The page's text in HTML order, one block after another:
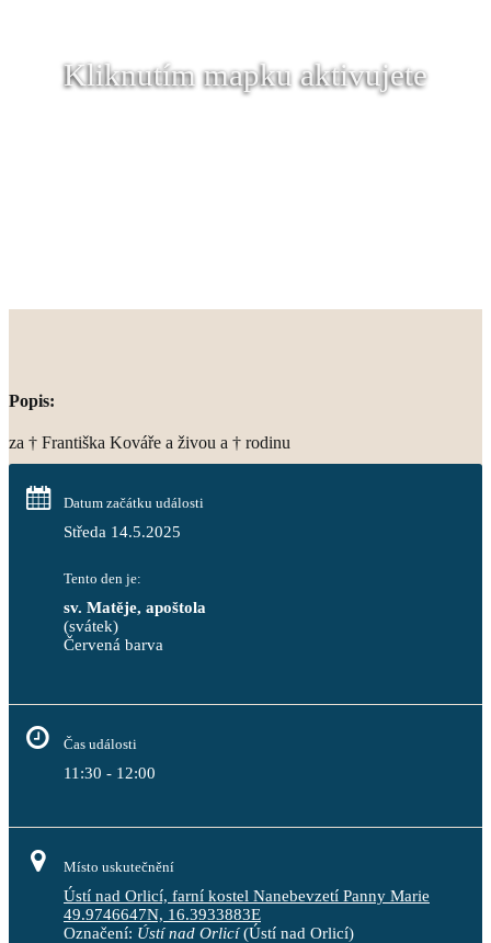
Kliknutím mapku aktivujete
Popis:
za † Františka Kováře a živou a † rodinu
Datum začátku události
Středa 14.5.2025
Tento den je:
sv. Matěje, apoštola
(svátek)
Červená barva
Čas události
11:30 - 12:00
Místo uskutečnění
Ústí nad Orlicí, farní kostel Nanebevzetí Panny Marie
49.9746647N, 16.3933883E
Označení: Ústí nad Orlicí(Ústí nad Orlicí)